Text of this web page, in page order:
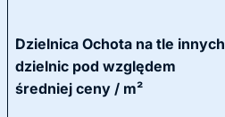
Dzielnica Ochota na tle innych
dzielnic pod względem
średniej ceny / m²